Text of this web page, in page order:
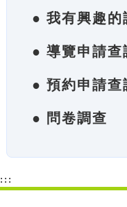
● 我有興趣的
● 導覽申請查
● 預約申請查
● 問卷調查
:::